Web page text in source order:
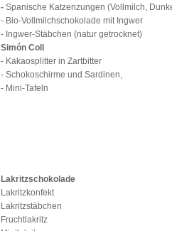
- Spanische Katzenzungen (Vollmilch,
- Bio-Vollmilchschokolade mit Ingwer
- Ingwer-Stäbchen (natur getrocknet)
Simón Coll
- Kakaosplitter in Zartbitter
- Schokoschirme und Sardinen,
- Mini-Tafeln
Lakritzschokolade
Lakritzkonfekt
Lakritzstäbchen
Fruchtlakritz